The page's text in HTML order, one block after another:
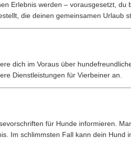
Erlebnis werden – vorausgesetzt,
die deinen gemeinsamen Urlaub
dich im Voraus über
Dienstleistungen für Vierbeiner an.
für Hunde informieren.
Im schlimmsten Fall kann dein